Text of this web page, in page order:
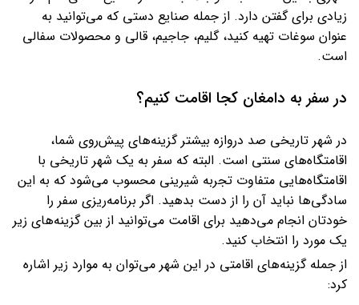
زیادی برای گفتن دارد. از جمله صنایع دستی که می‌توانید به‌
عنوان سوغات تهیه کنید، گلیم، جاجیم، قالی و محصولات سفالی
است.
در سفر به دامغان کجا اقامت کنیم؟
در شهر تاریخی صد دروازه بیشتر گزینه‌های پیش‌روی شما،
اقامتگاه‌های سنتی است. البته که سفر به یک شهر تاریخی با
اقامتگاه‌هایی متفاوت تجربه شیرینی‌ محسوب می‌شود که به این
سادگی‌ها نباید آن را از دست بدهید. اگر برنامه‌ریزی سفر را
خودتان انجام می‌دهید برای اقامت می‌توانید از بین گزینه‌های زیر
یک مورد را انتخاب کنید.
از جمله گزینه‌های اقامتی در این شهر می‌توان به موارد زیر اشاره
کرد: